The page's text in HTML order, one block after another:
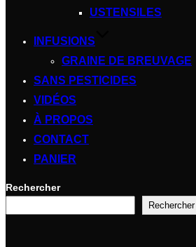
USTENSILES
INFUSIONS
GRAINE DE BREUVAGE
SANS PESTICIDES
VIDÉOS
À PROPOS
CONTACT
PANIER
Rechercher
Rechercher